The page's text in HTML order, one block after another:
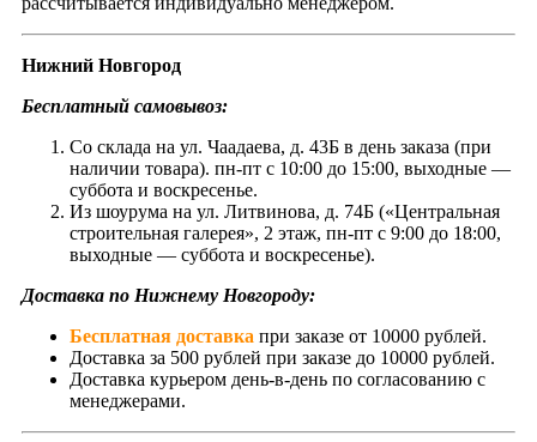
Нижний Новгород
Бесплатный самовывоз:
Со склада на ул. Чаадаева, д. 43Б в день заказа (при
наличии товара). пн-пт с 10:00 до 15:00, выходные —
суббота и воскресенье.
Из шоурума на ул. Литвинова, д. 74Б («Центральная
строительная галерея», 2 этаж, пн-пт с 9:00 до 18:00,
выходные — суббота и воскресенье).
Доставка по Нижнему Новгороду:
Бесплатная доставка при заказе от 10000 рублей.
Доставка за 500 рублей при заказе до 10000 рублей.
Доставка курьером день-в-день по согласованию с
менеджерами.